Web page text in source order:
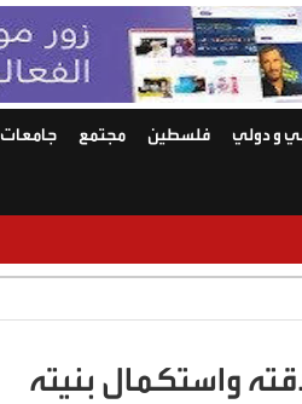
و دولي فلسطين مجتمع جامعات
واستكمال بنيته